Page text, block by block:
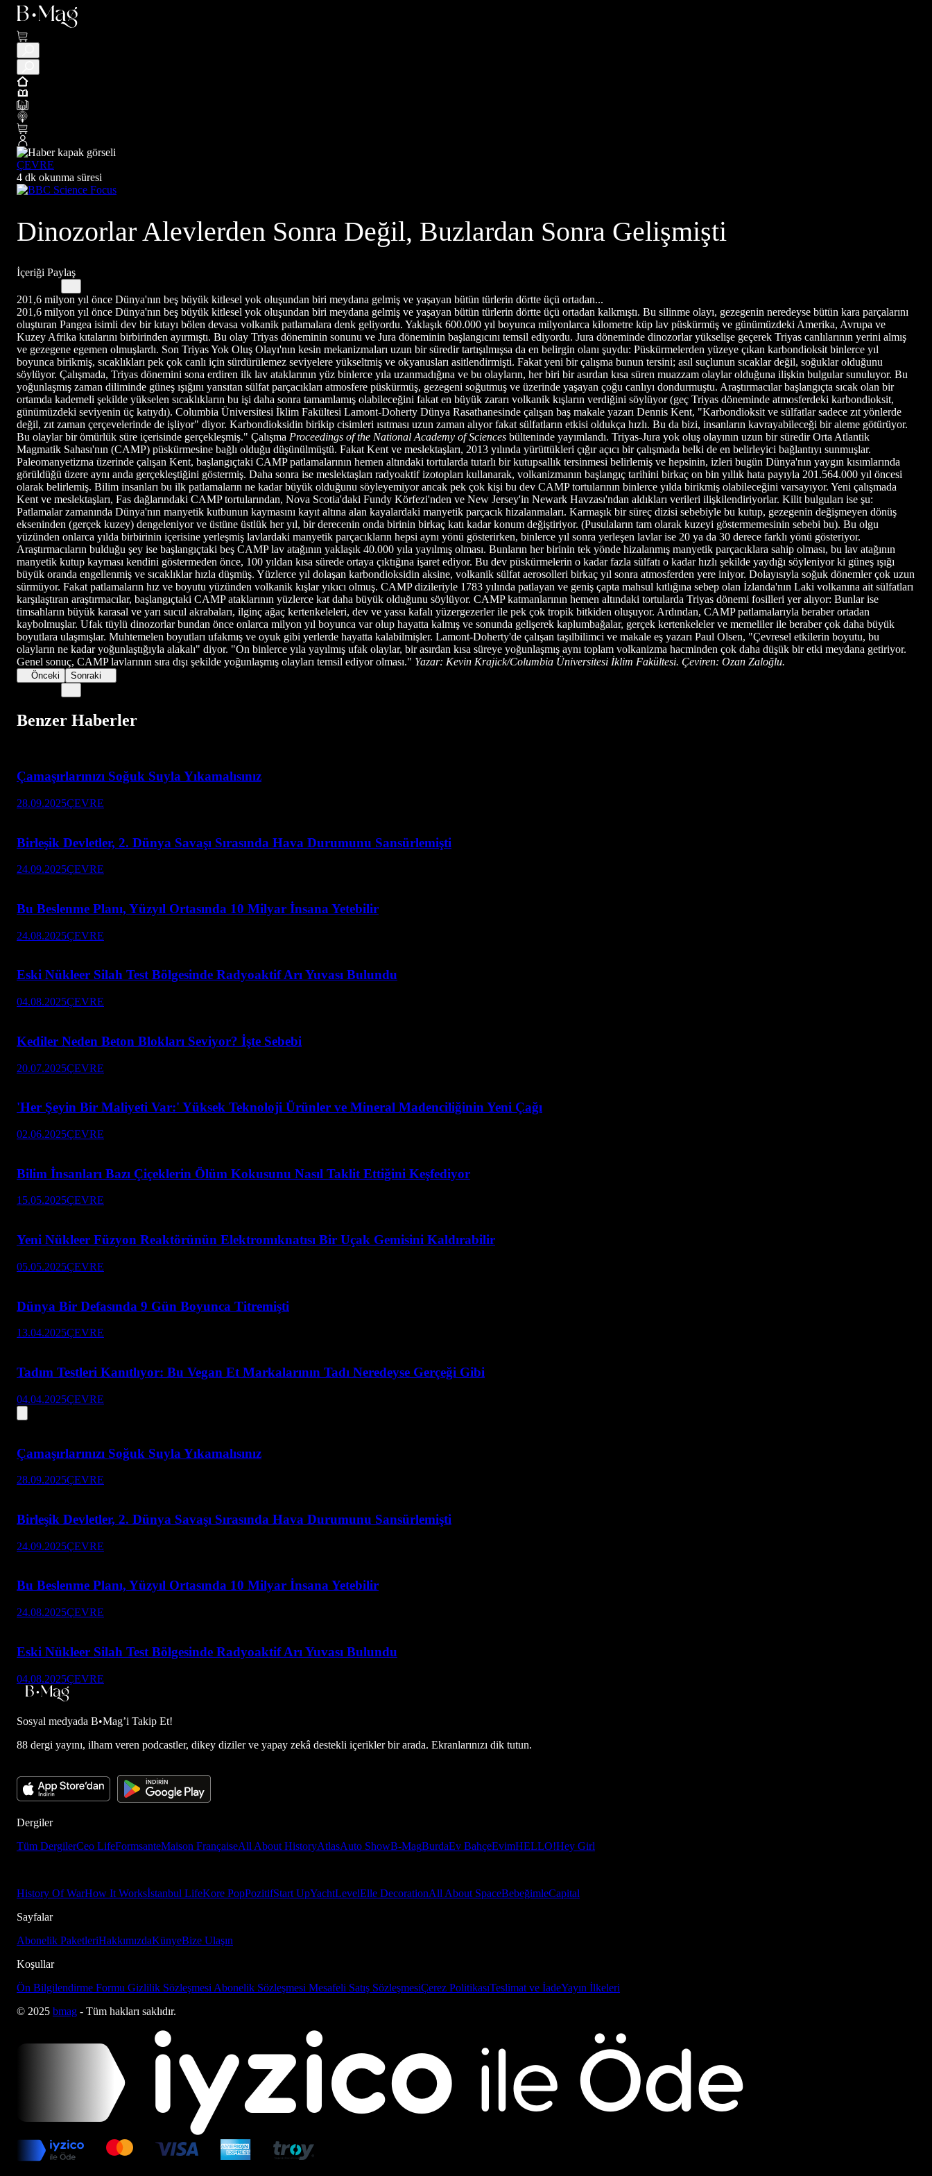
ÇEVRE
4 dk okunma süresi
Dinozorlar Alevlerden Sonra Değil, Buzlardan Sonra Gelişmişti
İçeriği Paylaş
201,6 milyon yıl önce Dünya'nın beş büyük kitlesel yok oluşundan biri meydana gelmiş ve yaşayan bütün türlerin dörtte üçü ortadan...
201,6 milyon yıl önce Dünya'nın beş büyük kitlesel yok oluşundan biri meydana gelmiş ve yaşayan bütün türlerin dörtte üçü ortadan kalkmıştı. Bu silinme olayı, gezegenin neredeyse bütün kara parçalarını
oluşturan Pangea isimli dev bir kıtayı bölen devasa volkanik patlamalara denk geliyordu. Yaklaşık 600.000 yıl boyunca milyonlarca kilometre küp lav püskürmüş ve günümüzdeki Amerika, Avrupa ve
Kuzey Afrika kıtalarını birbirinden ayırmıştı. Bu olay Triyas döneminin sonunu ve Jura döneminin başlangıcını temsil ediyordu. Jura döneminde dinozorlar yükselişe geçerek Triyas canlılarının yerini almış
ve gezegene egemen olmuşlardı. Son Triyas Yok Oluş Olayı'nın kesin mekanizmaları uzun bir süredir tartışılmışsa da en belirgin olanı şuydu: Püskürmelerden yüzeye çıkan karbondioksit binlerce yıl
boyunca birikmiş, sıcaklıkları pek çok canlı için sürdürülemez seviyelere yükseltmiş ve okyanusları asitlendirmişti. Fakat yeni bir çalışma bunun tersini; asıl suçlunun sıcaklar değil, soğuklar olduğunu
söylüyor. Çalışmada, Triyas dönemini sona erdiren ilk lav ataklarının yüz binlerce yıla uzanmadığına ve bu olayların, her biri bir asırdan kısa süren muazzam olaylar olduğuna ilişkin bulgular sunuluyor. Bu
yoğunlaşmış zaman diliminde güneş ışığını yansıtan sülfat parçacıkları atmosfere püskürmüş, gezegeni soğutmuş ve üzerinde yaşayan çoğu canlıyı dondurmuştu. Araştırmacılar başlangıçta sıcak olan bir
ortamda kademeli şekilde yükselen sıcaklıkların bu işi daha sonra tamamlamış olabileceğini fakat en büyük zararı volkanik kışların verdiğini söylüyor (geç Triyas döneminde atmosferdeki karbondioksit,
günümüzdeki seviyenin üç katıydı). Columbia Üniversitesi İklim Fakültesi Lamont-Doherty Dünya Rasathanesinde çalışan baş makale yazarı Dennis Kent, "Karbondioksit ve sülfatlar sadece zıt yönlerde
değil, zıt zaman çerçevelerinde de işliyor" diyor. Karbondioksidin birikip cisimleri ısıtması uzun zaman alıyor fakat sülfatların etkisi oldukça hızlı. Bu da bizi, insanların kavrayabileceği bir aleme götürüyor.
Bu olaylar bir ömürlük süre içerisinde gerçekleşmiş." Çalışma Proceedings of the National Academy of Sciences bülteninde yayımlandı. Triyas-Jura yok oluş olayının uzun bir süredir Orta Atlantik
Magmatik Sahası'nın (CAMP) püskürmesine bağlı olduğu düşünülmüştü. Fakat Kent ve meslektaşları, 2013 yılında yürüttükleri çığır açıcı bir çalışmada belki de en belirleyici bağlantıyı sunmuşlar.
Paleomanyetizma üzerinde çalışan Kent, başlangıçtaki CAMP patlamalarının hemen altındaki tortularda tutarlı bir kutupsallık tersinmesi belirlemiş ve hepsinin, izleri bugün Dünya'nın yaygın kısımlarında
görüldüğü üzere aynı anda gerçekleştiğini göstermiş. Daha sonra ise meslektaşları radyoaktif izotopları kullanarak, volkanizmanın başlangıç tarihini birkaç on bin yıllık hata payıyla 201.564.000 yıl öncesi
olarak belirlemiş. Bilim insanları bu ilk patlamaların ne kadar büyük olduğunu söyleyemiyor ancak pek çok kişi bu dev CAMP tortularının binlerce yılda birikmiş olabileceğini varsayıyor. Yeni çalışmada
Kent ve meslektaşları, Fas dağlarındaki CAMP tortularından, Nova Scotia'daki Fundy Körfezi'nden ve New Jersey'in Newark Havzası'ndan aldıkları verileri ilişkilendiriyorlar. Kilit bulguları ise şu:
Patlamalar zamanında Dünya'nın manyetik kutbunun kaymasını kayıt altına alan kayalardaki manyetik parçacık hizalanmaları. Karmaşık bir süreç dizisi sebebiyle bu kutup, gezegenin değişmeyen dönüş
ekseninden (gerçek kuzey) dengeleniyor ve üstüne üstlük her yıl, bir derecenin onda birinin birkaç katı kadar konum değiştiriyor. (Pusulaların tam olarak kuzeyi göstermemesinin sebebi bu). Bu olgu
yüzünden onlarca yılda birbirinin içerisine yerleşmiş lavlardaki manyetik parçacıkların hepsi aynı yönü gösterirken, binlerce yıl sonra yerleşen lavlar ise 20 ya da 30 derece farklı yönü gösteriyor.
Araştırmacıların bulduğu şey ise başlangıçtaki beş CAMP lav atağının yaklaşık 40.000 yıla yayılmış olması. Bunların her birinin tek yönde hizalanmış manyetik parçacıklara sahip olması, bu lav atağının
manyetik kutup kayması kendini göstermeden önce, 100 yıldan kısa sürede ortaya çıktığına işaret ediyor. Bu dev püskürmelerin o kadar fazla sülfatı o kadar hızlı şekilde yaydığı söyleniyor ki güneş ışığı
büyük oranda engellenmiş ve sıcaklıklar hızla düşmüş. Yüzlerce yıl dolaşan karbondioksidin aksine, volkanik sülfat aerosolleri birkaç yıl sonra atmosferden yere iniyor. Dolayısıyla soğuk dönemler çok uzun
sürmüyor. Fakat patlamaların hız ve boyutu yüzünden volkanik kışlar yıkıcı olmuş. CAMP dizileriyle 1783 yılında patlayan ve geniş çapta mahsul kıtlığına sebep olan İzlanda'nın Laki volkanına ait sülfatları
karşılaştıran araştırmacılar, başlangıçtaki CAMP ataklarının yüzlerce kat daha büyük olduğunu söylüyor. CAMP katmanlarının hemen altındaki tortularda Triyas dönemi fosilleri yer alıyor: Bunlar ise
timsahların büyük karasal ve yarı sucul akrabaları, ilginç ağaç kertenkeleleri, dev ve yassı kafalı yüzergezerler ile pek çok tropik bitkiden oluşuyor. Ardından, CAMP patlamalarıyla beraber ortadan
kaybolmuşlar. Ufak tüylü dinozorlar bundan önce onlarca milyon yıl boyunca var olup hayatta kalmış ve sonunda gelişerek kaplumbağalar, gerçek kertenkeleler ve memeliler ile beraber çok daha büyük
boyutlara ulaşmışlar. Muhtemelen boyutları ufakmış ve oyuk gibi yerlerde hayatta kalabilmişler. Lamont-Doherty'de çalışan taşılbilimci ve makale eş yazarı Paul Olsen, "Çevresel etkilerin boyutu, bu
olayların ne kadar yoğunlaştığıyla alakalı" diyor. "On binlerce yıla yayılmış ufak olaylar, bir asırdan kısa süreye yoğunlaşmış aynı toplam volkanizma hacminden çok daha düşük bir etki meydana getiriyor.
Genel sonuç, CAMP lavlarının sıra dışı şekilde yoğunlaşmış olayları temsil ediyor olması." Yazar: Kevin Krajick/Columbia Üniversitesi İklim Fakültesi. Çeviren: Ozan Zaloğlu.
Önceki Sonraki
Benzer Haberler
Çamaşırlarınızı Soğuk Suyla Yıkamalısınız
28.09.2025ÇEVRE
Birleşik Devletler, 2. Dünya Savaşı Sırasında Hava Durumunu Sansürlemişti
24.09.2025ÇEVRE
Bu Beslenme Planı, Yüzyıl Ortasında 10 Milyar İnsana Yetebilir
24.08.2025ÇEVRE
Eski Nükleer Silah Test Bölgesinde Radyoaktif Arı Yuvası Bulundu
04.08.2025ÇEVRE
Kediler Neden Beton Blokları Seviyor? İşte Sebebi
20.07.2025ÇEVRE
'Her Şeyin Bir Maliyeti Var:' Yüksek Teknoloji Ürünler ve Mineral Madenciliğinin Yeni Çağı
02.06.2025ÇEVRE
Bilim İnsanları Bazı Çiçeklerin Ölüm Kokusunu Nasıl Taklit Ettiğini Keşfediyor
15.05.2025ÇEVRE
Yeni Nükleer Füzyon Reaktörünün Elektromıknatısı Bir Uçak Gemisini Kaldırabilir
05.05.2025ÇEVRE
Dünya Bir Defasında 9 Gün Boyunca Titremişti
13.04.2025ÇEVRE
Tadım Testleri Kanıtlıyor: Bu Vegan Et Markalarının Tadı Neredeyse Gerçeği Gibi
04.04.2025ÇEVRE
Çamaşırlarınızı Soğuk Suyla Yıkamalısınız
28.09.2025ÇEVRE
Birleşik Devletler, 2. Dünya Savaşı Sırasında Hava Durumunu Sansürlemişti
24.09.2025ÇEVRE
Bu Beslenme Planı, Yüzyıl Ortasında 10 Milyar İnsana Yetebilir
24.08.2025ÇEVRE
Eski Nükleer Silah Test Bölgesinde Radyoaktif Arı Yuvası Bulundu
04.08.2025ÇEVRE
Sosyal medyada B•Mag’i Takip Et!
88 dergi yayını, ilham veren podcastler, dikey diziler ve yapay zekâ destekli içerikler bir arada. Ekranlarınızı dik tutun.
Dergiler
Tüm DergilerCeo LifeFormsanteMaison FrançaiseAll About HistoryAtlasAuto ShowB-MagBurdaEv BahçeEvimHELLO!Hey Girl
History Of WarHow It Worksİstanbul LifeKore PopPozitifStart UpYachtLevelElle DecorationAll About SpaceBebeğimleCapital
Sayfalar
Abonelik PaketleriHakkımızdaKünyeBize Ulaşın
Koşullar
Ön Bilgilendirme Formu Gizlilik Sözleşmesi Abonelik Sözleşmesi Mesafeli Satış SözleşmesiÇerez PolitikasıTeslimat ve İadeYayın İlkeleri
© 2025 bmag - Tüm hakları saklıdır.